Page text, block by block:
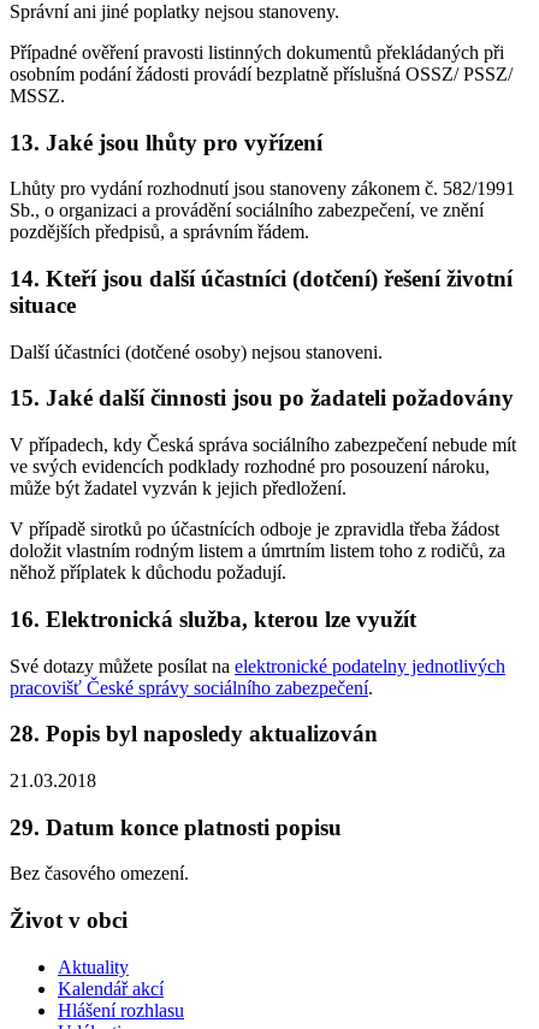
Správní ani jiné poplatky nejsou stanoveny.
Případné ověření pravosti listinných dokumentů překládaných při
osobním podání žádosti provádí bezplatně příslušná OSSZ/ PSSZ/
MSSZ.
13. Jaké jsou lhůty pro vyřízení
Lhůty pro vydání rozhodnutí jsou stanoveny zákonem č. 582/1991
Sb., o organizaci a provádění sociálního zabezpečení, ve znění
pozdějších předpisů, a správním řádem.
14. Kteří jsou další účastníci (dotčení) řešení životní
situace
Další účastníci (dotčené osoby) nejsou stanoveni.
15. Jaké další činnosti jsou po žadateli požadovány
V případech, kdy Česká správa sociálního zabezpečení nebude mít
ve svých evidencích podklady rozhodné pro posouzení nároku,
může být žadatel vyzván k jejich předložení.
V případě sirotků po účastnících odboje je zpravidla třeba žádost
doložit vlastním rodným listem a úmrtním listem toho z rodičů, za
něhož příplatek k důchodu požadují.
16. Elektronická služba, kterou lze využít
Své dotazy můžete posílat na elektronické podatelny jednotlivých
pracovišť České správy sociálního zabezpečení.
28. Popis byl naposledy aktualizován
21.03.2018
29. Datum konce platnosti popisu
Bez časového omezení.
Život v obci
Aktuality
Kalendář akcí
Hlášení rozhlasu